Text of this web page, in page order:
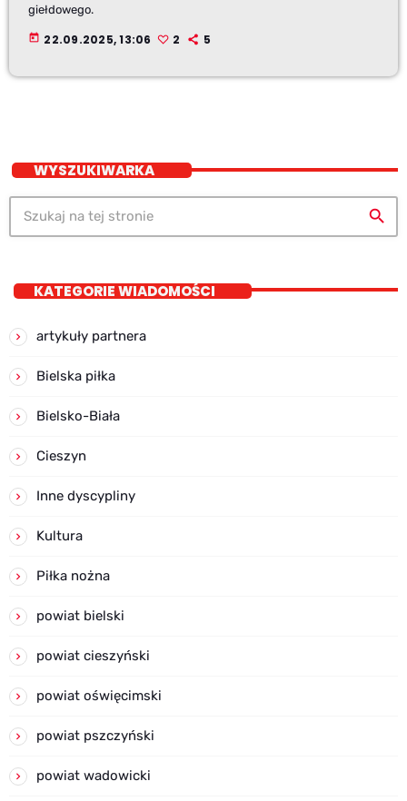
giełdowego.
today 22.09.2025, 13:06 2 5
WYSZUKIWARKA
search
KATEGORIE WIADOMOŚCI
artykuły partnera
Bielska piłka
Bielsko-Biała
Cieszyn
Inne dyscypliny
Kultura
Piłka nożna
powiat bielski
powiat cieszyński
powiat oświęcimski
powiat pszczyński
powiat wadowicki